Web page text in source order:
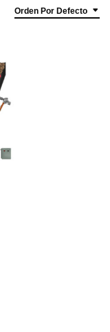
Orden Por Defecto